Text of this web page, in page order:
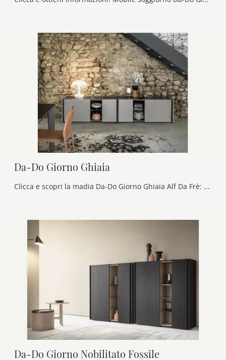
Da-Do Giorno Ghiaia
Clicca e scopri la madia Da-Do Giorno Ghiaia Alf Da Frè: se sei alla ricerca di mobili in laccato opaco per stanze moderne, questa è la scelta ideale ...
Da-Do Giorno Nobilitato Fossile